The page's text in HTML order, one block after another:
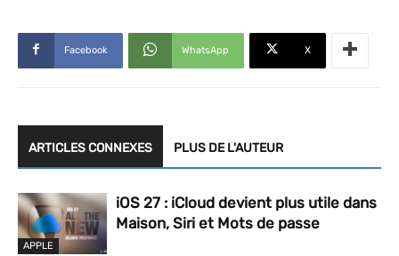
Facebook WhatsApp X
ARTICLES CONNEXES PLUS DE L'AUTEUR
APPLE
iOS 27 : iCloud devient plus utile dans
Maison, Siri et Mots de passe